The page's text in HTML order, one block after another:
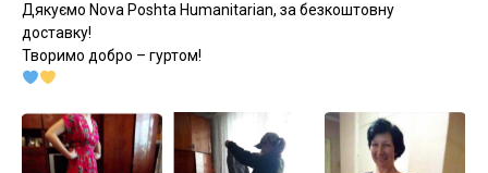
Дякуємо Nova Poshta Humanitarian, за безкоштовну
доставку!
Творимо добро – гуртом!